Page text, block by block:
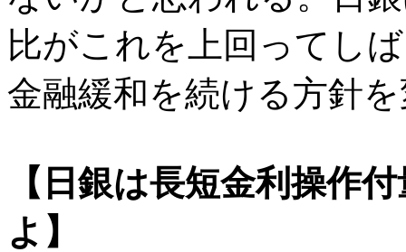
比がこれを上回ってし
金融緩和を続ける方針
【日銀は長短金利操作
よ】